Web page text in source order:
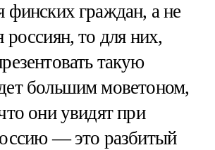
финских граждан, а не
россиян, то для них,
такую
большим моветоном,
они увидят при
— это разбитый